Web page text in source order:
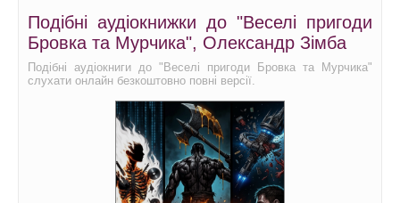
Подібні аудіокнижки до "Веселі пригоди
Бровка та Мурчика", Олександр Зімба
Подібні аудіокниги до "Веселі пригоди Бровка та Мурчика"
слухати онлайн безкоштовно повні версії.